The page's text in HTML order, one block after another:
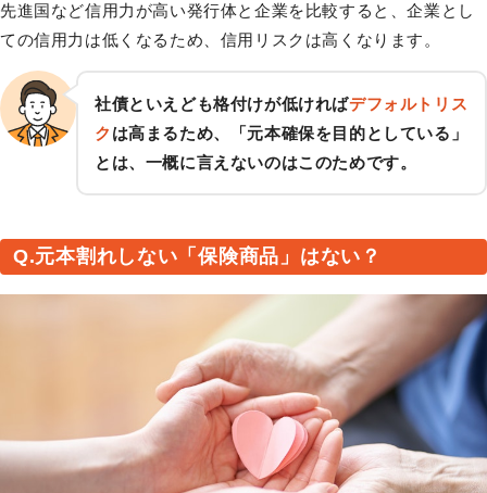
先進国など信用力が高い発行体と企業を比較すると、企業とし
ての信用力は低くなるため、信用リスクは高くなります。
社債といえども格付けが低ければデフォルトリス
ク は高まるため、
「元本確保を目的としている」
とは、一概に言えないのはこのためです。
Q.元本割れしない「保険商品」はない？